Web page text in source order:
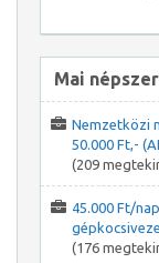
Mai
Nemzetközi
50.000 Ft,-
(209
45.000 Ft/
(176